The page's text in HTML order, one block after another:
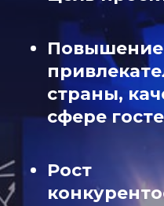
Повышение
страны,
сфере
Рост